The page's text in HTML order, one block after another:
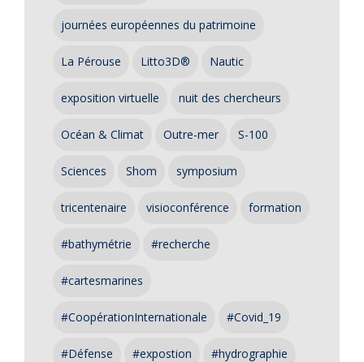
journées européennes du patrimoine
La Pérouse Litto3D® Nautic
exposition virtuelle nuit des chercheurs
Océan & Climat Outre-mer S-100
Sciences Shom symposium
tricentenaire visioconférence formation
#bathymétrie #recherche
#cartesmarines
#CoopérationInternationale #Covid_19
#Défense #expostion #hydrographie